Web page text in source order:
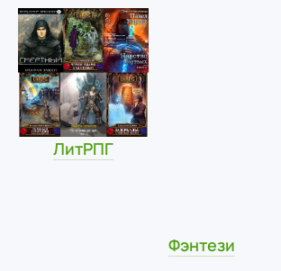
ЛитРПГ
Фэнтези